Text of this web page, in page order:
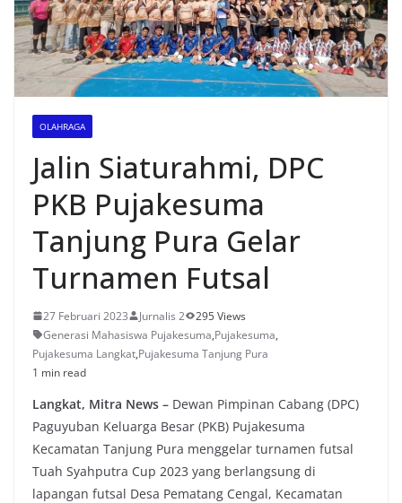
OLAHRAGA
Jalin Siaturahmi, DPC
PKB Pujakesuma
Tanjung Pura Gelar
Turnamen Futsal
27 Februari 2023 Jurnalis 2
295 Views
Generasi Mahasiswa Pujakesuma,Pujakesuma,
Pujakesuma Langkat,Pujakesuma Tanjung Pura
1 min read
Langkat, Mitra News – Dewan Pimpinan Cabang (DPC)
Paguyuban Keluarga Besar (PKB) Pujakesuma
Kecamatan Tanjung Pura menggelar turnamen futsal
Tuah Syahputra Cup 2023 yang berlangsung di
lapangan futsal Desa Pematang Cengal, Kecamatan